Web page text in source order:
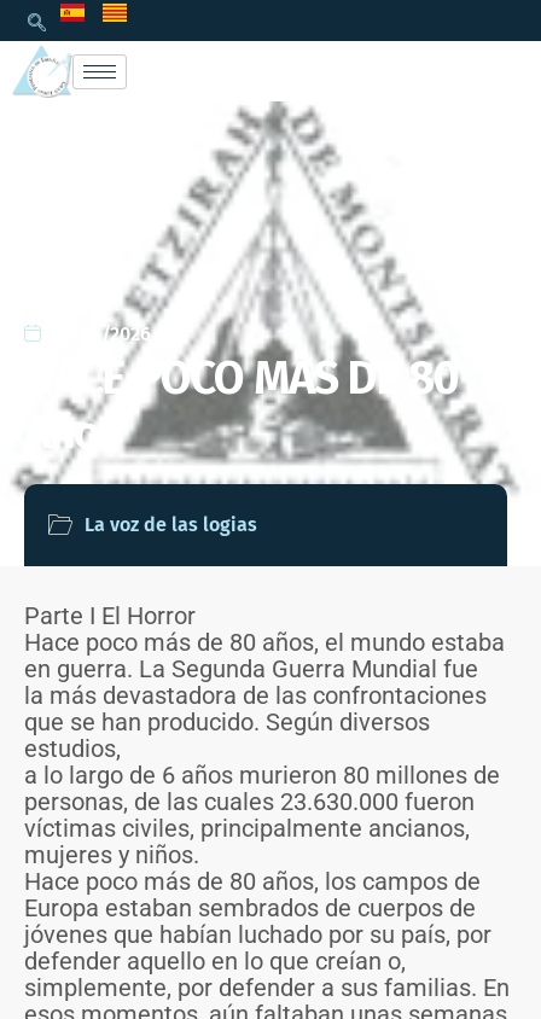
15/06/2026
HACE POCO MÁS DE 80
Años
La voz de las logias
Parte I El Horror
Hace poco más de 80 años, el mundo estaba
en guerra. La Segunda Guerra Mundial fue
la más devastadora de las confrontaciones
que se han producido. Según diversos
estudios,
a lo largo de 6 años murieron 80 millones de
personas, de las cuales 23.630.000 fueron
víctimas civiles, principalmente ancianos,
mujeres y niños.
Hace poco más de 80 años, los campos de
Europa estaban sembrados de cuerpos de
jóvenes que habían luchado por su país, por
defender aquello en lo que creían o,
simplemente, por defender a sus familias. En